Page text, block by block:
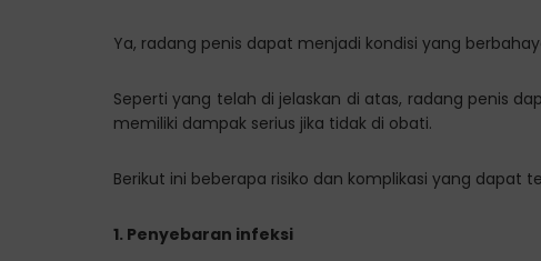
Ya, radang penis dapat menjadi kondisi yang
Seperti yang telah di jelaskan di atas, radang penis
memiliki dampak serius jika tidak di obati.
Berikut ini beberapa risiko dan komplikasi yang dapat
1. Penyebaran infeksi